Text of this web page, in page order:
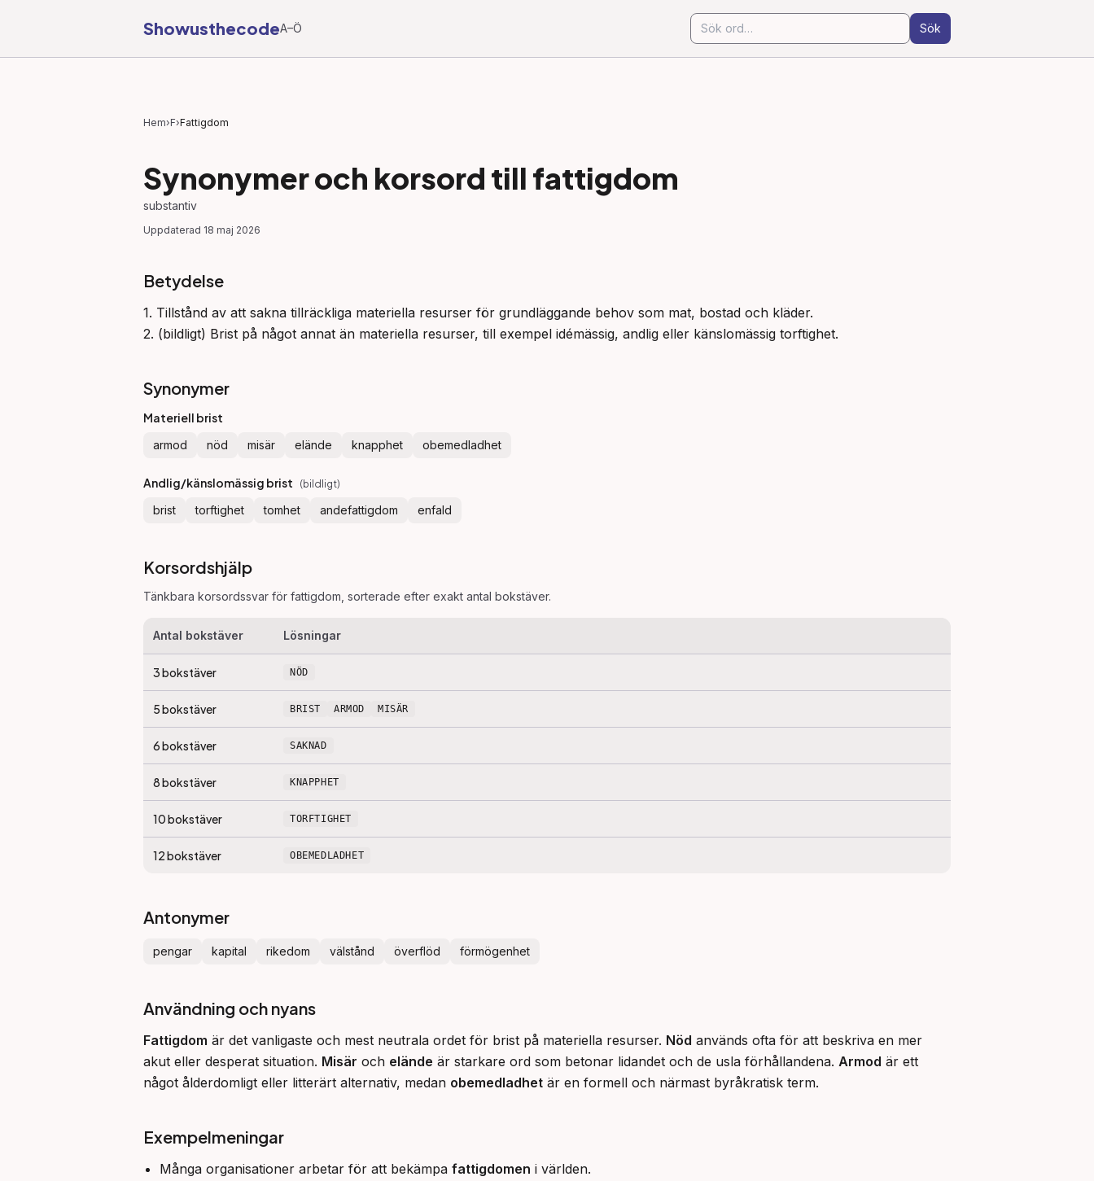
ShowusthecodeA–Ö Sök
Hem›F›Fattigdom
Synonymer och korsord till fattigdom
substantiv
Uppdaterad 18 maj 2026
Betydelse
1. Tillstånd av att sakna tillräckliga materiella resurser för grundläggande behov som mat, bostad och kläder.
2. (bildligt) Brist på något annat än materiella resurser, till exempel idémässig, andlig eller känslomässig torftighet.
Synonymer
Materiell brist
armod nöd misär elände knapphet obemedladhet
Andlig/känslomässig brist (bildligt)
brist torftighet tomhet andefattigdom enfald
Korsordshjälp
Tänkbara korsordssvar för fattigdom , sorterade efter exakt antal bokstäver.
Antal bokstäver Lösningar
3bokstäver NÖD
5bokstäver BRIST ARMOD MISÄR
6bokstäver SAKNAD
8bokstäver KNAPPHET
10bokstäver TORFTIGHET
12bokstäver OBEMEDLADHET
Antonymer
pengar kapital rikedom välstånd överflöd förmögenhet
Användning och nyans
Fattigdom är det vanligaste och mest neutrala ordet för brist på materiella resurser. Nöd används ofta för att beskriva en mer
akut eller desperat situation. Misär och elände är starkare ord som betonar lidandet och de usla förhållandena. Armod är ett
något ålderdomligt eller litterärt alternativ, medan obemedladhet är en formell och närmast byråkratisk term.
Exempelmeningar
Många organisationer arbetar för att bekämpa fattigdomen i världen.